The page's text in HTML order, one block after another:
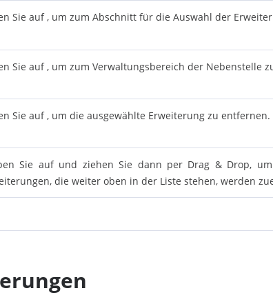
Sie auf , um zum Abschnitt für die Auswahl der
Sie auf , um zum Verwaltungsbereich der Nebenstelle
Sie auf , um die ausgewählte Erweiterung zu entfernen.
Sie auf und ziehen Sie dann per Drag & Drop,
die weiter oben in der Liste stehen, werden